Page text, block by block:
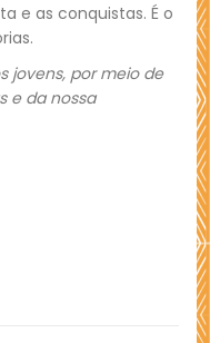
e as conquistas. É o
jovens, por meio de
e da nossa